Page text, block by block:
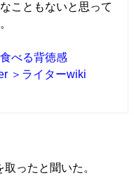
こともないと思って
べる背徳感
＞ライターwiki
ったと聞いた。